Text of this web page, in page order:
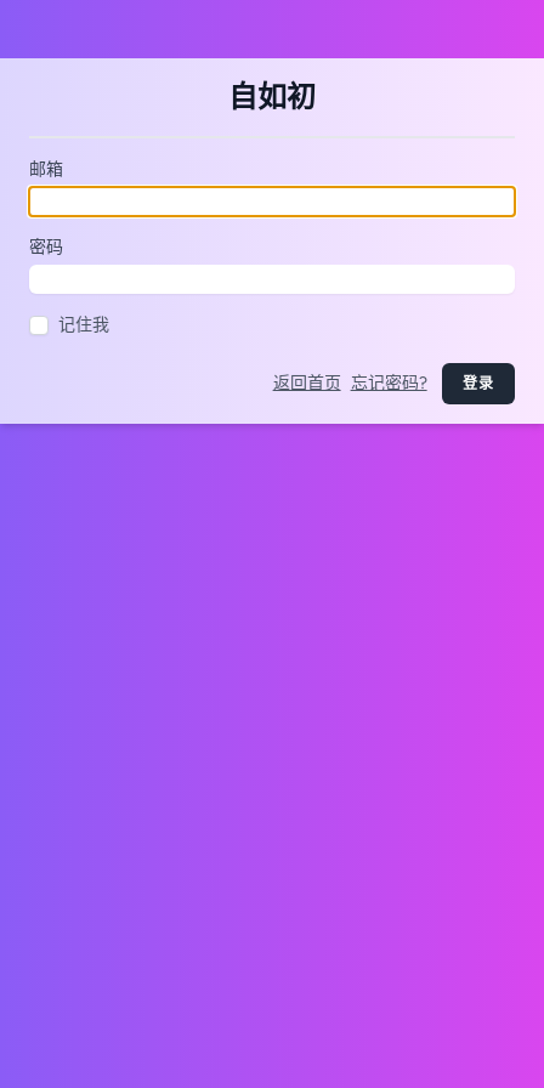
自如初
邮箱
密码
记住我
返回首页 忘记密码? 登录